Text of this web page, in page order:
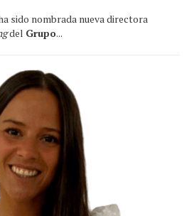
sido nombrada nueva directora
del Grupo...